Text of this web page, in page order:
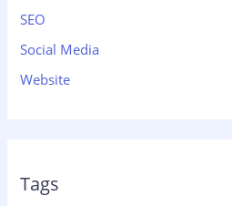
SEO
Social Media
Website
Tags